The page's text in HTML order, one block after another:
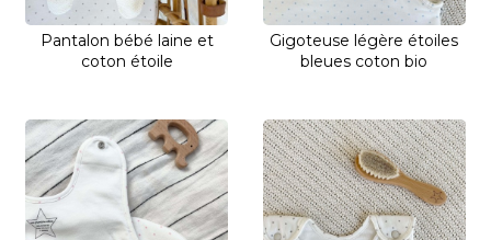
Pantalon bébé laine et
coton étoile
Gigoteuse légère étoiles
bleues coton bio